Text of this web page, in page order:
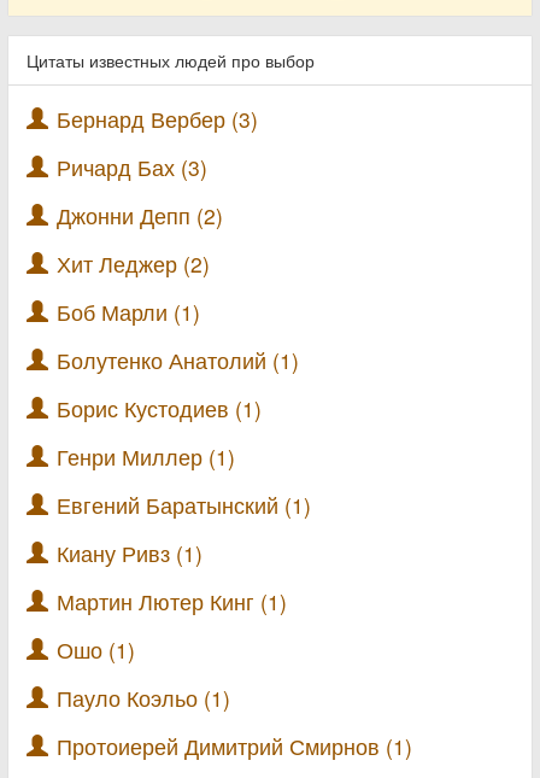
Цитаты известных людей про выбор
Бернард Вербер (3)
Ричард Бах (3)
Джонни Депп (2)
Хит Леджер (2)
Боб Марли (1)
Болутенко Анатолий (1)
Борис Кустодиев (1)
Генри Миллер (1)
Евгений Баратынский (1)
Киану Ривз (1)
Мартин Лютер Кинг (1)
Ошо (1)
Пауло Коэльо (1)
Протоиерей Димитрий Смирнов (1)